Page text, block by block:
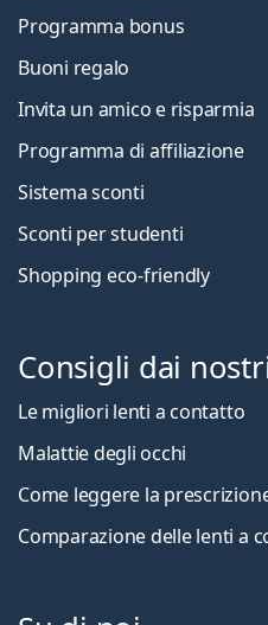
Programma bonus
Buoni regalo
Invita un amico e risparmia
Programma di affiliazione
Sistema sconti
Sconti per studenti
Shopping eco-friendly
Consigli dai
Le migliori lenti a contatto
Malattie degli occhi
Come leggere la
Comparazione delle lenti a